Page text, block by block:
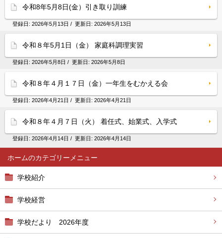
ホーム
学校紹介
学校経営
学校だより 2026年度
令和8年5月8日(金）引き取り訓練
登録日: 2026年5月13日 / 更新日: 2026年5月13日
令和８年5月1日（金） 家庭科調理実習
登録日: 2026年5月8日 / 更新日: 2026年5月8日
令和８年４月１７日（金）一年生をむかえる会
登録日: 2026年4月21日 / 更新日: 2026年4月21日
令和８年４月７日（火） 着任式、始業式、入学式
登録日: 2026年4月14日 / 更新日: 2026年4月14日